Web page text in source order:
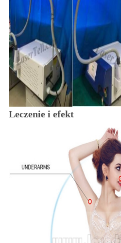
Leczenie i efekt